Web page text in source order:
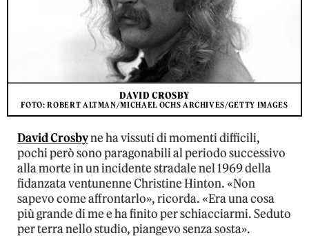
DAVID CROSBY
FOTO: ROBERT ALTMAN/MICHAEL OCHS ARCHIVES/GETTY IMAGES
David Crosbyne ha vissuti di momenti difficili,
pochi però sono paragonabili al periodo successivo
alla morte in un incidente stradale nel 1969 della
fidanzata ventunenne Christine Hinton. «Non
sapevo come affrontarlo», ricorda. «Era una cosa
più grande di me e ha finito per schiacciarmi. Seduto
per terra nello studio, piangevo senza sosta».